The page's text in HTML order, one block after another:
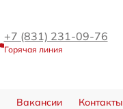
+7 (831) 231-09-76
Горячая линия
Вакансии Контакты